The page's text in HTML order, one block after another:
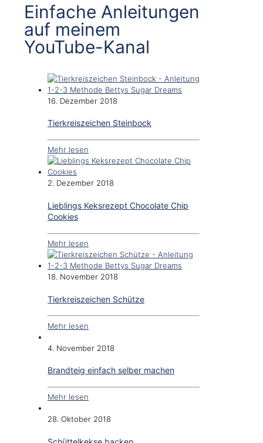
Einfache Anleitungen
auf meinem
YouTube-Kanal
16. Dezember 2018
Tierkreiszeichen Steinbock
Mehr lesen
2. Dezember 2018
Lieblings Keksrezept Chocolate Chip
Cookies
Mehr lesen
18. November 2018
Tierkreiszeichen Schütze
Mehr lesen
4. November 2018
Brandteig einfach selber machen
Mehr lesen
28. Oktober 2018